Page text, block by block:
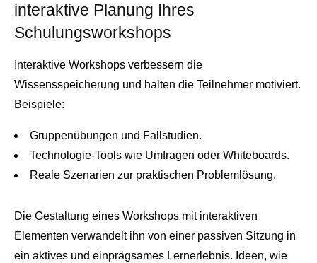
interaktive Planung Ihres
Schulungsworkshops
Interaktive Workshops verbessern die
Wissensspeicherung und halten die Teilnehmer motiviert.
Beispiele:
Gruppenübungen und Fallstudien.
Technologie-Tools wie Umfragen oder Whiteboards.
Reale Szenarien zur praktischen Problemlösung.
Die Gestaltung eines Workshops mit interaktiven
Elementen verwandelt ihn von einer passiven Sitzung in
ein aktives und einprägsames Lernerlebnis. Ideen, wie